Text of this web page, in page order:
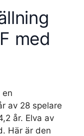
med
en
av 28 spelare
år. Elva av
Här är den